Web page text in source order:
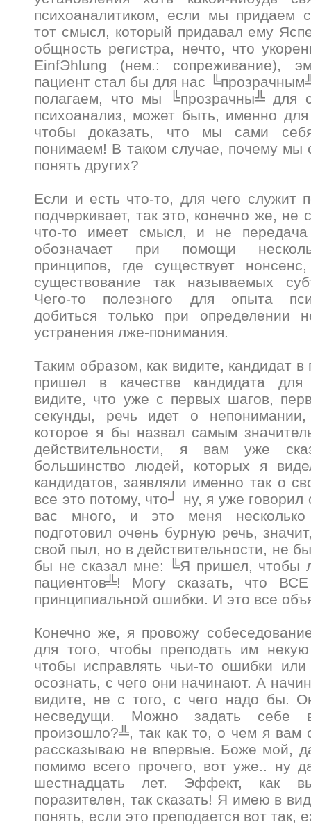
психоаналитиком, если мы придаем
тот смысл, который придавал ему
общность регистра, нечто, что
EinfЭhlung (нем.: сопреживание),
пациент стал бы для нас
полагаем, что мы ╚прозрачны╩ для
психоанализ, может быть, именно для
чтобы доказать, что мы сами
понимаем! В таком случае, почему мы
понять других?
Если и есть что-то, для чего служит
подчеркивает, так это, конечно же,
что-то имеет смысл, и не
обозначает при помощи
принципов, где существует
существование так называемых
Чего-то полезного для опыта
добиться только при определении
устранения лже-понимания.
Таким образом, как видите, кандидат
пришел в качестве кандидата для
видите, что уже с первых шагов,
секунды, речь идет о
которое я бы назвал самым
действительности, я вам уже
большинство людей, которых я
кандидатов, заявляли именно так о
все это потому, что┘ ну, я уже говорил
вас много, и это меня
подготовил очень бурную речь,
свой пыл, но в действительности, не
бы не сказал мне: ╚Я пришел, чтобы
пациентов╩! Могу сказать, что
принципиальной ошибки. И это все
Конечно же, я провожу
для того, чтобы преподать им
чтобы исправлять чьи-то ошибки
осознать, с чего они начинают. А
видите, не с того, с чего надо бы.
несведущи. Можно задать себе
произошло?╩, так как то, о чем я вам
рассказываю не впервые. Боже мой,
помимо всего прочего, вот уже.. ну
шестнадцать лет. Эффект, как
поразителен, так сказать! Я имею в
понять, если это преподается вот